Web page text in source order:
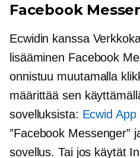
Facebook
Ecwidin kanssa
lisääminen Facebook
onnistuu muutamalla
määrittää sen
sovelluksista: Ecwid
”Facebook Messenger”
sovellus. Tai jos käytät